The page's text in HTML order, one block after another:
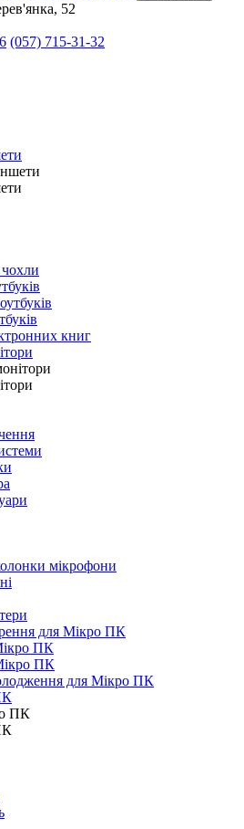
52
(057) 715-31-32
книг
мікрофони
для Мікро ПК
ПК
ПК
для Мікро ПК
ПК